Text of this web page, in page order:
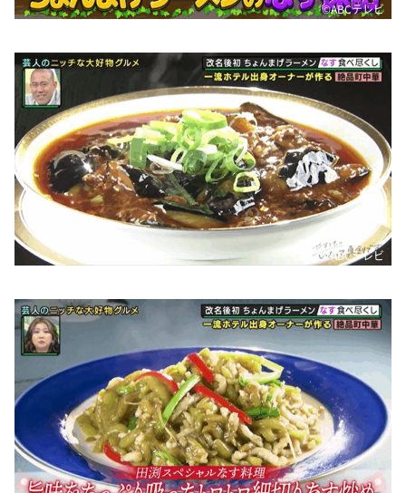
©️ABCテレビ
©️ABCテレビ